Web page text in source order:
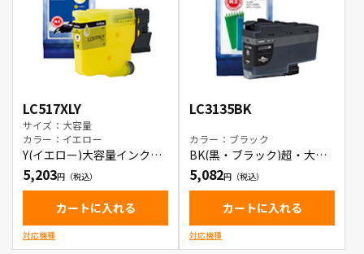
LC517XLY
サイズ：大容量
カラー：イエロー
Y(イエロー)大容量インクカ
ートリッジ
5,203
カートに入れる
対応機種
LC3135BK
カラー：ブラック
BK(黒・ブラック)超・大容
量インクカートリッジ
5,082
カートに入れる
対応機種